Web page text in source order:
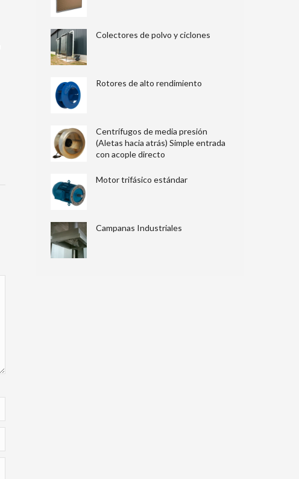
Colectores de polvo y ciclones
Rotores de alto rendimiento
Centrífugos de media presión
(Aletas hacia atrás) Simple entrada
con acople directo
Motor trifásico estándar
Campanas Industriales